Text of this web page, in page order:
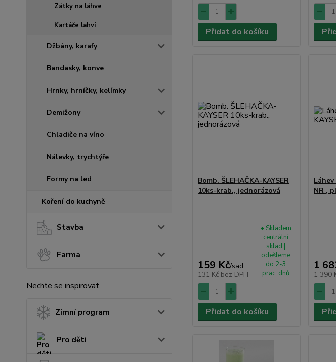
Zátky na láhve
Kartáče lahví
Džbány, karafy
Bandasky, konve
Hrnky, hrníčky, kelímky
Demižony
Chladiče na víno
Nálevky, trychtýře
Formy na led
Koření do kuchyně
Stavba
Farma
Nechte se inspirovat
Zimní program
Pro děti
Přidat do košíku
Bomb. ŠLEHAČKA-KAYSER
10ks-krab., jednorázová
159 Kč/sad
131 Kč bez DPH
• Skladem
centrální
sklad |
odešleme
do 2-3
prac. dnů
Přidat do košíku
Láhev
NR ,
1
1 390